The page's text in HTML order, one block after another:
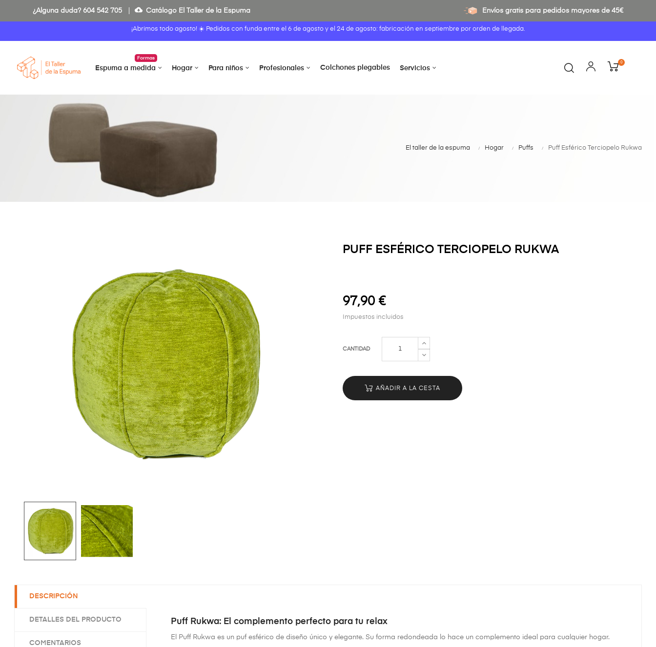
¿Alguna duda? 604 542 705 cloud_download Catálogo El Taller de la Espuma Envíos gratis para pedidos mayores de 45€
¡Abrimos todo agosto! ☀️ Pedidos con funda entre el 6 de agostoy el 24 de agosto: fabricación en septiembre por orden de llegada.
Formas
Espuma a medida Hogar Para niños Profesionales Colchones plegables Servicios
0
El taller de la espuma Hogar Puffs Puff Esférico Terciopelo Rukwa
PUFF ESFÉRICO TERCIOPELO RUKWA
97,90 €
Impuestos incluidos
CANTIDAD
AÑADIR A LA CESTA
DESCRIPCIÓN
DETALLES DEL PRODUCTO
COMENTARIOS
Puff Rukwa: El complemento perfecto para tu relax
El Puff Rukwa es un puf esférico de diseño único y elegante. Su forma redondeada lo hace un complemento ideal para cualquier hogar.